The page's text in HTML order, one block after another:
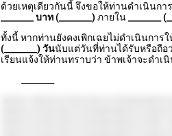
ด้วยเหตุเดียวกันนี้ จึงขอให้ท่านดำเนินก
บาท (________)ภายใน
ทั้งนี้ หากท่านยังคงเพิกเฉยไม่ดำเนินกา
(________) วันนับแต่วันที่ท่านได้รับหรือถือ
เรียนแจ้งให้ท่านทราบว่า ข้าพเจ้าจะดำเ